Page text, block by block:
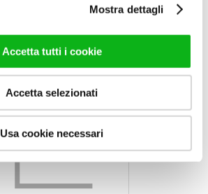
Mostra dettagli
Accetta tutti i cookie
Accetta selezionati
Usa cookie necessari
60,00€(IVA escl.)
73,20€(IVA incl.)
Leggi tutto